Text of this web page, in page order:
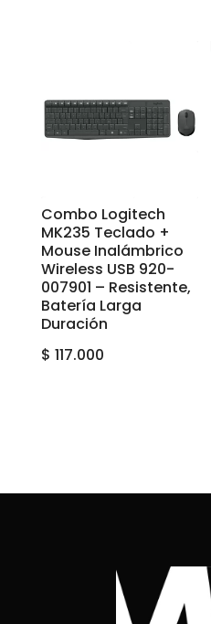
Combo Logitech
MK235 Teclado +
Mouse Inalámbrico
Wireless USB 920-
007901 – Resistente,
Batería Larga
Duración
$ 117.000